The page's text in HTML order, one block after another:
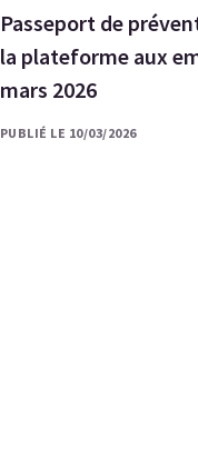
Passeport de
la plateforme aux
mars 2026
PUBLIÉ LE 10/03/2026